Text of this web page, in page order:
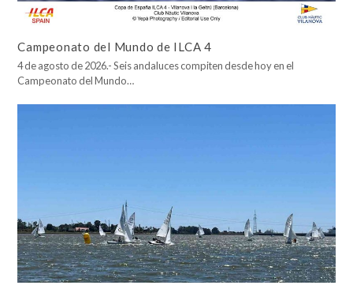
Campeonato del Mundo de ILCA 4
4 de agosto de 2026.- Seis andaluces compiten desde hoy en el
Campeonato del Mundo…